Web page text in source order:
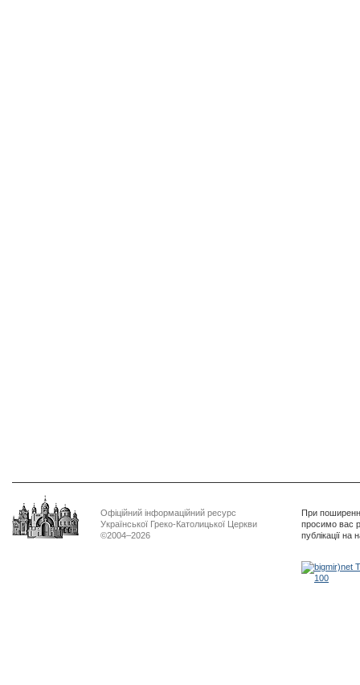
Офіційний інформаційний ресурс
Української Греко-Католицької Церкви
©2004–2026
При
просимо вас
публікації на